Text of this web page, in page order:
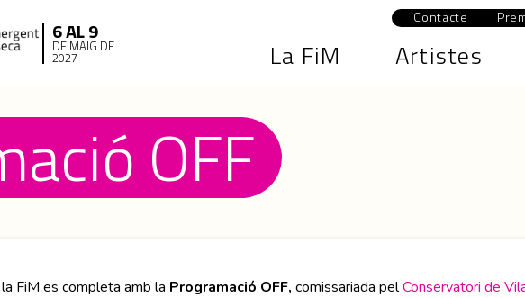
6 AL 9
DE MAIG DE
2027
Contacte
La FiM Artistes
OFF
FiM es completa amb la Programació OFF, comissariada pelConservatori de